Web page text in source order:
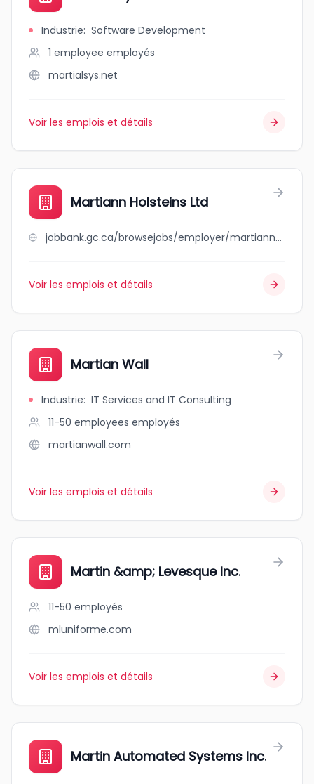
Industrie: Software Development
1 employee employés
martialsys.net
Voir les emplois et détails
Martiann Holsteins Ltd
jobbank.gc.ca/browsejobs/employer/martiann+holsteins+ltd/ca
Voir les emplois et détails
Martian Wall
Industrie: IT Services and IT Consulting
11-50 employees employés
martianwall.com
Voir les emplois et détails
Martin &amp; Levesque Inc.
11-50 employés
mluniforme.com
Voir les emplois et détails
Martin Automated Systems Inc.